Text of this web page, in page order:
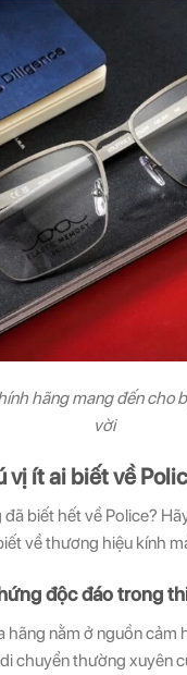
hãng mang đến cho
vời
vị ít ai biết về
biết hết về Police?
về thương hiệu kính
độc đáo trong
hãng nằm ở nguồn cảm
chuyển thường xuyên